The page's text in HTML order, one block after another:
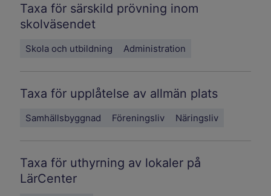
Taxa för särskild prövning inom
skolväsendet
Skola och utbildning Administration
Taxa för upplåtelse av allmän plats
Samhällsbyggnad Föreningsliv Näringsliv
Taxa för uthyrning av lokaler på
LärCenter